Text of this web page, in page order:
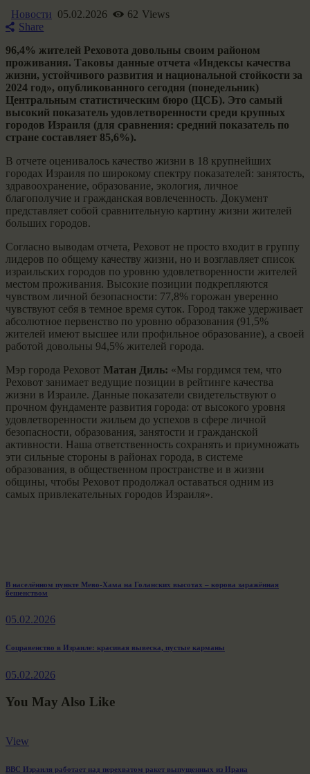
Новости 05.02.2026 62 Views
Share
96,4% жителей Реховота довольны своим районом
проживания. Таковы данные отчета «Индексы качества
жизни, устойчивого развития и национальной стойкости за
2024 год», опубликованного сегодня (понедельник)
Центральным статистическим бюро (ЦСБ). Это самый
высокий показатель удовлетворенности среди крупных
городов Израиля (для сравнения: средний показатель по
стране составляет 85,6%).
В отчете оценивалось качество жизни в 18 крупнейших
городах Израиля по широкому спектру показателей: занятость,
здравоохранение, образование, экология, личное
благополучие и гражданская вовлеченность. Документ
представляет собой сравнительную картину жизни жителей
больших городов.
Согласно выводам отчета, Реховот не просто входит в группу
лидеров по общему качеству жизни, но и возглавляет список
израильских городов по уровню удовлетворенности жителей
местом проживания. Высокие позиции подкрепляются
чувством личной безопасности: 77,8% горожан уверенно
чувствуют себя в темное время суток. Город также удерживает
абсолютное первенство по уровню образования (91,5%
жителей имеют высшее или профильное образование), а своей
работой довольны 94,5% жителей города.
Мэр города Реховот Матан Диль: «Мы гордимся тем, что
Реховот занимает ведущие позиции в рейтинге качества
жизни в Израиле. Данные показатели свидетельствуют о
прочном фундаменте развития города: от высокого уровня
удовлетворенности жильем до успехов в сфере личной
безопасности, образования, занятости и гражданской
активности. Наша ответственность сохранять и приумножать
эти сильные стороны в районах города, в системе
образования, в общественном пространстве и в жизни
общины, чтобы Реховот продолжал оставаться одним из
самых привлекательных городов Израиля».
Навигация
записям
Previous
post:
В населённом пункте Мево-Хама на Голанских высотах – корова заражённая
бешенством
05.02.2026
Next
Соцравенство в Израиле: красивая вывеска, пустые карманы
05.02.2026
You May Also Like
View
ВВС Израиля работает над перехватом ракет выпущенных из Ирана